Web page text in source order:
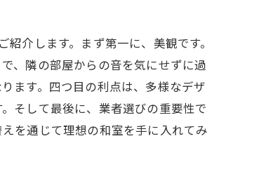
介します。まず第一に、美観です。
、隣の部屋からの音を気にせずに過
ます。四つ目の利点は、多様なデザ
そして最後に、業者選びの重要性で
を通じて理想の和室を手に入れてみ